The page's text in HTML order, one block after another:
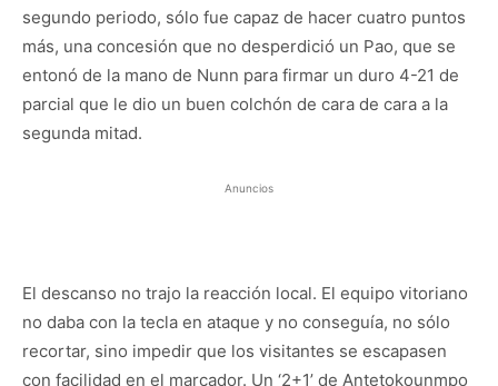
segundo periodo, sólo fue capaz de hacer cuatro puntos
más, una concesión que no desperdició un Pao, que se
entonó de la mano de Nunn para firmar un duro 4-21 de
parcial que le dio un buen colchón de cara de cara a la
segunda mitad.
Anuncios
El descanso no trajo la reacción local. El equipo vitoriano
no daba con la tecla en ataque y no conseguía, no sólo
recortar, sino impedir que los visitantes se escapasen
con facilidad en el marcador. Un ‘2+1’ de Antetokounmpo